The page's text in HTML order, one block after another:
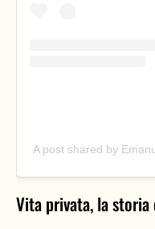
A post shared by
Vita privata, la storia